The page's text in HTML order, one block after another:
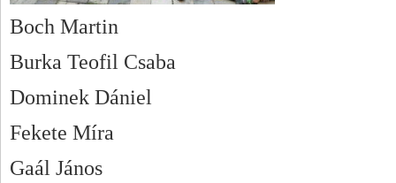
Boch Martin
Burka Teofil Csaba
Dominek Dániel
Fekete Míra
Gaál János